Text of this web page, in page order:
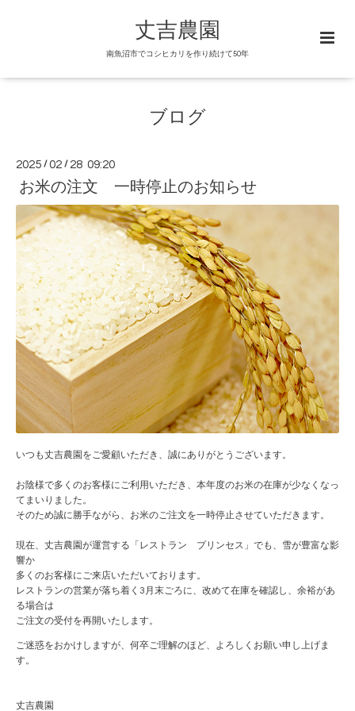
丈吉農園
南魚沼市でコシヒカリを作り続けて50年
ブログ
2025 /02 / 28 09:20
お米の注文 一時停止のお知らせ
いつも丈吉農園をご愛顧いただき、誠にありがとうございます。
お陰様で多くのお客様にご利用いただき、本年度のお米の在庫が少なくなっ
てまいりました。
そのため誠に勝手ながら、お米のご注文を一時停止させていただきます。
現在、丈吉農園が運営する「レストラン プリンセス」でも、雪が豊富な影
響か
多くのお客様にご来店いただいております。
レストランの営業が落ち着く3月末ごろに、改めて在庫を確認し、余裕があ
る場合は
ご注文の受付を再開いたします。
ご迷惑をおかけしますが、何卒ご理解のほど、よろしくお願い申し上げま
す。
丈吉農園